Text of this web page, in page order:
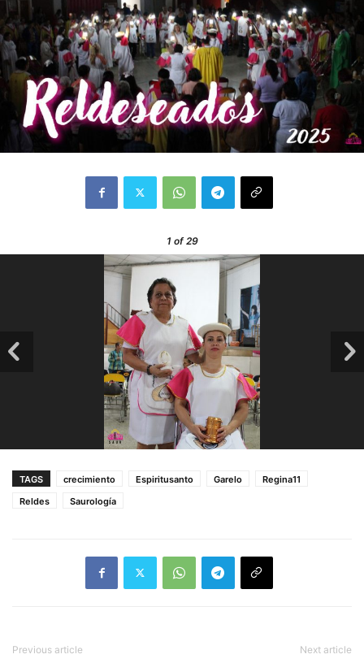
1of 29
TAGS crecimiento Espiritusanto Garelo
Regina11
Reldes
Saurología
Previous article Next article